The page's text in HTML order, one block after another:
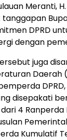
Meranti,
DPRD
dengan
juga
Daerah
DPRD,
disepakati
4 Ranperda
Kumulatif